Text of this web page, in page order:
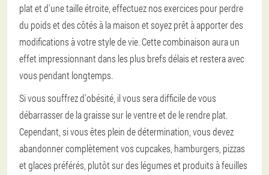
plat et d'une taille étroite, effectuez nos exercices pour perdre
du poids et des côtés à la maison et soyez prêt à apporter des
modifications à votre style de vie. Cette combinaison aura un
effet impressionnant dans les plus brefs délais et restera avec
vous pendant longtemps.
Si vous souffrez d'obésité, il vous sera difficile de vous
débarrasser de la graisse sur le ventre et de le rendre plat.
Cependant, si vous êtes plein de détermination, vous devez
abandonner complètement vos cupcakes, hamburgers, pizzas
et glaces préférés, plutôt sur des légumes et produits à feuilles